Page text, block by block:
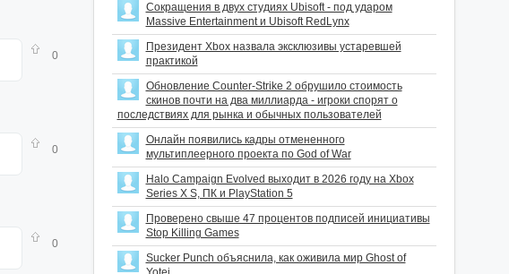
0
0
0
Сокращения в двух студиях Ubisoft - под ударом
Massive Entertainment и Ubisoft RedLynx
Президент Xbox назвала эксклюзивы устаревшей
практикой
Обновление Counter-Strike 2 обрушило стоимость
скинов почти на два миллиарда - игроки спорят о
последствиях для рынка и обычных пользователей
Онлайн появились кадры отмененного
мультиплеерного проекта по God of War
Halo Campaign Evolved выходит в 2026 году на Xbox
Series X S, ПК и PlayStation 5
Проверено свыше 47 процентов подписей инициативы
Stop Killing Games
Sucker Punch объяснила, как оживила мир Ghost of